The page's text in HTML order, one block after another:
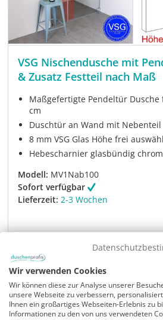
VSG Nischendusche mit
& Zusatz Festteil nach Maß
Maßgefertigte Pendeltür
cm
Duschtür an Wand mit Nebenteil
8 mm VSG Glas Höhe frei
Hebescharnier glasbündig
Modell: MV1Nab100
Sofort verfügbar
Lieferzeit: 2-3 Wochen
Rabatt
-29%UVP
Wir verwenden Cookies
Wir können diese zur Analyse unserer
unsere Webseite zu verbessern,
Ihnen ein großartiges Webseiten-Erlebnis zu
Informationen zu den von uns verwendeten